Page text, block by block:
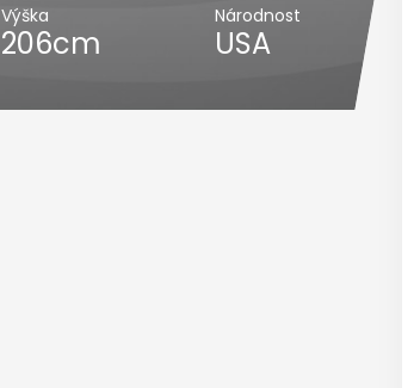
Výška
206cm
Národnost
USA